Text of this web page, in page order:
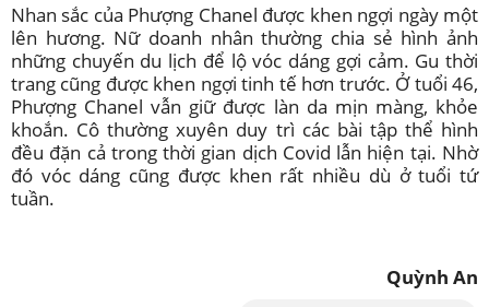
Nhan sắc của Phượng Chanel được khen ngợi ngày một
lên hương. Nữ doanh nhân thường chia sẻ hình ảnh
những chuyến du lịch để lộ vóc dáng gợi cảm. Gu thời
trang cũng được khen ngợi tinh tế hơn trước. Ở tuổi 46,
Phượng Chanel vẫn giữ được làn da mịn màng, khỏe
khoắn. Cô thường xuyên duy trì các bài tập thể hình
đều đặn cả trong thời gian dịch Covid lẫn hiện tại. Nhờ
đó vóc dáng cũng được khen rất nhiều dù ở tuổi tứ
tuần.
Quỳnh An